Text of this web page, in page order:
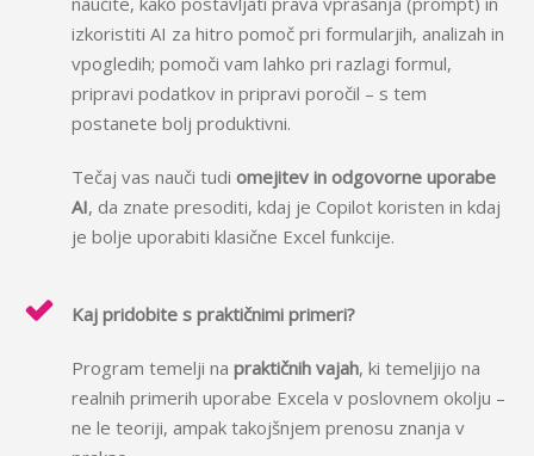
izkoristiti AI za hitro pomoč pri formularjih, analizah in
vpogledih; pomoči vam lahko pri razlagi formul,
pripravi podatkov in pripravi poročil – s tem
postanete bolj produktivni.
Tečaj vas nauči tudi omejitev in odgovorne uporabe
AI, da znate presoditi, kdaj je Copilot koristen in kdaj
je bolje uporabiti klasične Excel funkcije.
Kaj pridobite s praktičnimi primeri?
Program temelji na praktičnih vajah, ki temeljijo na
realnih primerih uporabe Excela v poslovnem okolju –
ne le teoriji, ampak takojšnjem prenosu znanja v